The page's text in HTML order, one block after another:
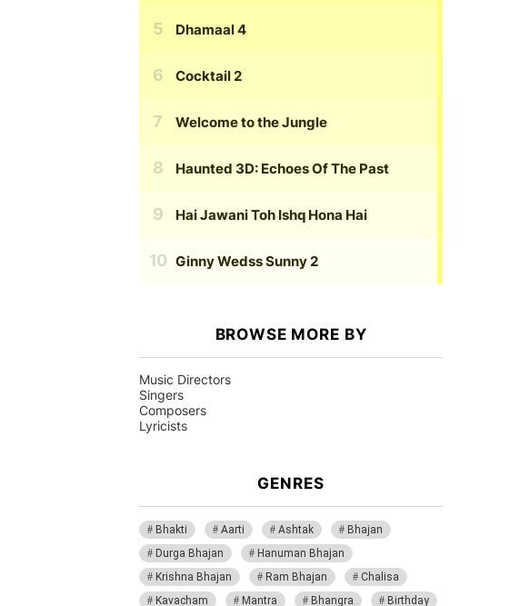
Dhamaal 4
Cocktail 2
Welcome to the Jungle
Haunted 3D: Echoes Of The Past
Hai Jawani Toh Ishq Hona Hai
Ginny Wedss Sunny 2
BROWSE MORE BY
Music Directors
Singers
Composers
Lyricists
GENRES
Bhakti Aarti Ashtak
Bhajan
Durga Bhajan
Hanuman Bhajan
Krishna Bhajan
Ram Bhajan
Chalisa
Kavacham
Mantra Bhangra Birthday